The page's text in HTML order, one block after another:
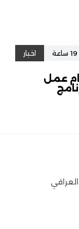
اخبار
عمل